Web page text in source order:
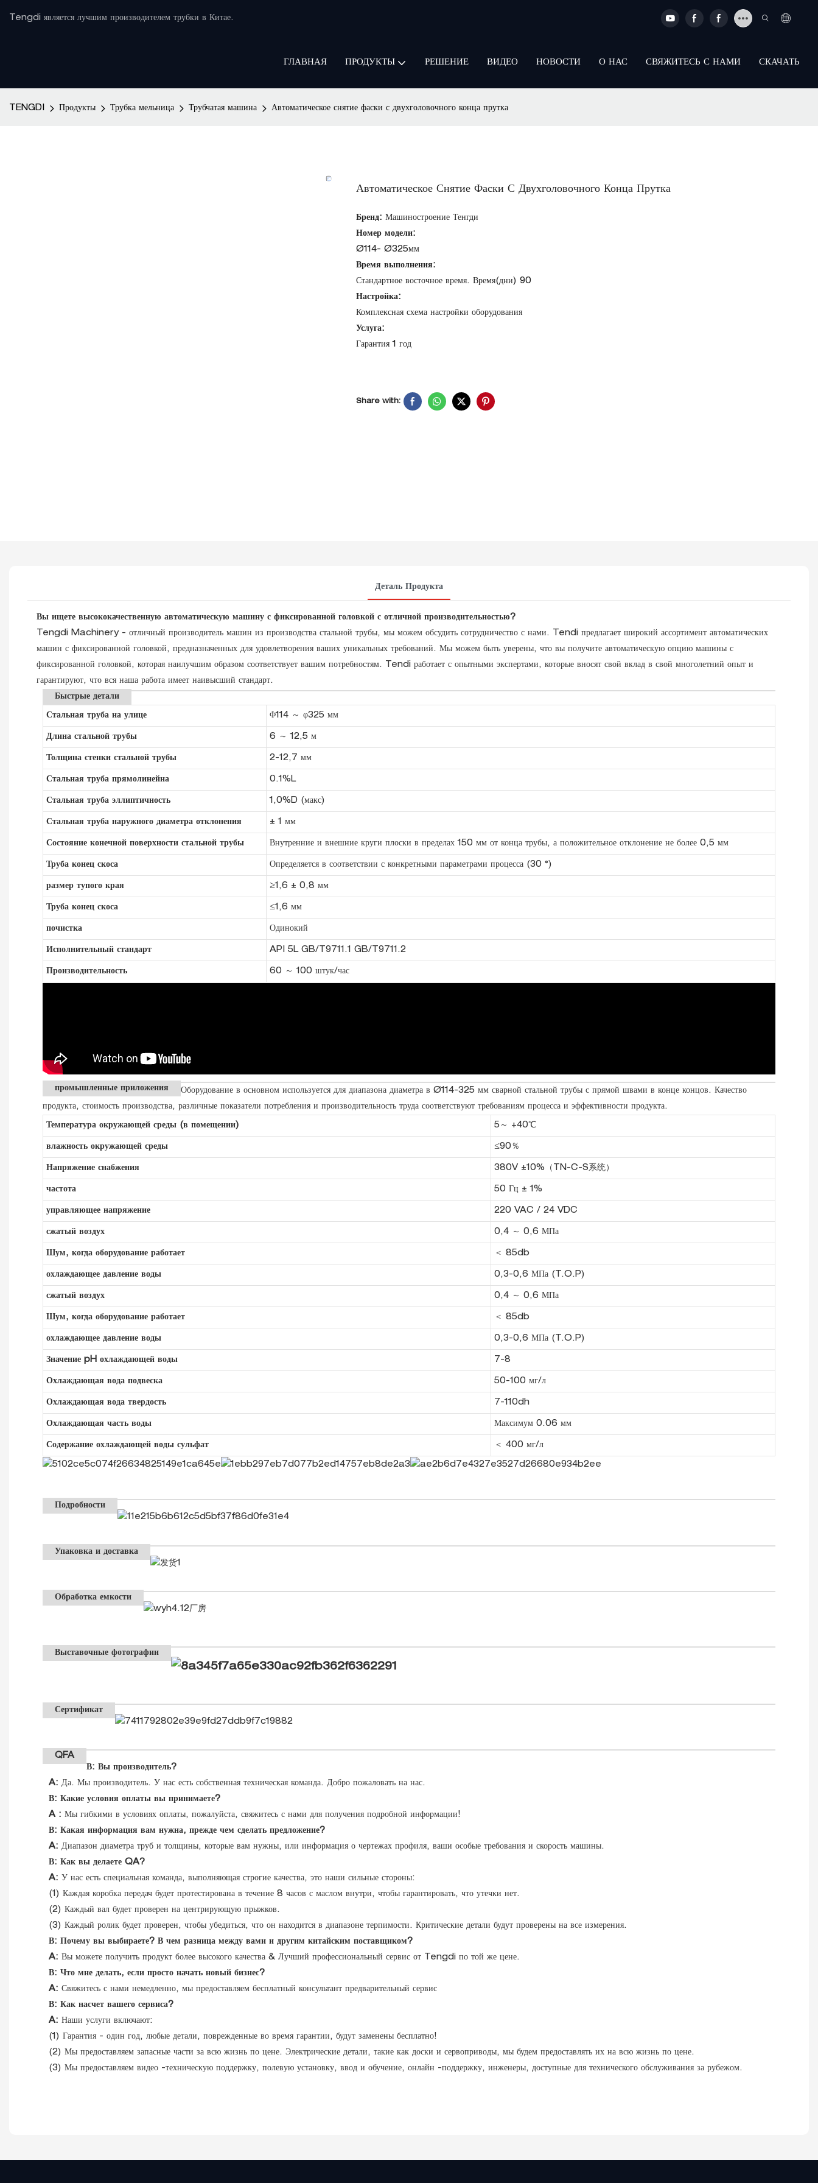
Tengdi является лучшим производителем трубки в Китае.
ГЛАВНАЯ ПРОДУКТЫ РЕШЕНИЕ ВИДЕО НОВОСТИ О НАС СВЯЖИТЕСЬ С НАМИ СКАЧАТЬ
TENGDI Продукты Трубка мельница Трубчатая машина Автоматическое снятие фаски с двухголовочного конца прутка
Автоматическое Снятие Фаски С Двухголовочного Конца Прутка
Бренд: Машиностроение Тенгди
Номер модели:
Ø114- Ø325мм
Время выполнения:
Стандартное восточное время. Время(дни) 90
Настройка:
Комплексная схема настройки оборудования
Услуга:
Гарантия 1 год
Share with:
Деталь Продукта
Вы ищете высококачественную автоматическую машину с фиксированной головкой с отличной производительностью?
Tengdi Machinery - отличный производитель машин из производства стальной трубы, мы можем обсудить сотрудничество с нами. Tendi предлагает широкий ассортимент автоматических
машин с фиксированной головкой, предназначенных для удовлетворения ваших уникальных требований. Мы можем быть уверены, что вы получите автоматическую опцию машины с
фиксированной головкой, которая наилучшим образом соответствует вашим потребностям. Tendi работает с опытными экспертами, которые вносят свой вклад в свой многолетний опыт и
гарантируют, что вся наша работа имеет наивысший стандарт.
Быстрые детали
Стальная труба на улице Φ114 ～ φ325 мм
Длина стальной трубы 6 ～ 12,5 м
Толщина стенки стальной трубы 2-12,7 мм
Стальная труба прямолинейна 0.1%L
Стальная труба эллиптичность 1,0%D (макс)
Стальная труба наружного диаметра отклонения ± 1 мм
Состояние конечной поверхности стальной трубы Внутренние и внешние круги плоски в пределах 150 мм от конца трубы, а положительное отклонение не более 0,5 мм
Труба конец скоса Определяется в соответствии с конкретными параметрами процесса (30 °)
размер тупого края ≥1,6 ± 0,8 мм
Труба конец скоса ≤1,6 мм
почистка Одинокий
Исполнительный стандарт API 5L GB/T9711.1 GB/T9711.2
Производительность 60 ～ 100 штук/час
промышленные приложения
Оборудование в основном используется для диапазона диаметра в Ø114-325 мм сварной стальной трубы с прямой швами в конце концов. Качество
продукта, стоимость производства, различные показатели потребления и производительность труда соответствуют требованиям процесса и эффективности продукта.
Температура окружающей среды (в помещении) 5～ +40℃
влажность окружающей среды ≤90％
Напряжение снабжения 380V ±10%（TN-C-S系统）
частота 50 Гц ± 1%
управляющее напряжение 220 VAC / 24 VDC
сжатый воздух 0,4 ～ 0,6 МПа
Шум, когда оборудование работает ＜ 85db
охлаждающее давление воды 0,3-0,6 МПа (T.O.P)
сжатый воздух 0,4 ～ 0,6 МПа
Шум, когда оборудование работает ＜ 85db
охлаждающее давление воды 0,3-0,6 МПа (T.O.P)
Значение pH охлаждающей воды 7-8
Охлаждающая вода подвеска 50-100 мг/л
Охлаждающая вода твердость 7-110dh
Охлаждающая часть воды Максимум 0.06 мм
Содержание охлаждающей воды сульфат ＜ 400 мг/л
Подробности
Упаковка и доставка
Обработка емкости
Выставочные фотографии
Сертификат
QFA
В: Вы производитель?
A: Да. Мы производитель. У нас есть собственная техническая команда. Добро пожаловать на нас.
В: Какие условия оплаты вы принимаете?
A: Мы гибкими в условиях оплаты, пожалуйста, свяжитесь с нами для получения подробной информации!
В: Какая информация вам нужна, прежде чем сделать предложение?
A: Диапазон диаметра труб и толщины, которые вам нужны, или информация о чертежах профиля, ваши особые требования и скорость машины.
В: Как вы делаете QA?
A: У нас есть специальная команда, выполняющая строгие качества, это наши сильные стороны:
(1) Каждая коробка передач будет протестирована в течение 8 часов с маслом внутри, чтобы гарантировать, что утечки нет.
(2) Каждый вал будет проверен на центрирующую прыжков.
(3) Каждый ролик будет проверен, чтобы убедиться, что он находится в диапазоне терпимости. Критические детали будут проверены на все измерения.
В: Почему вы выбираете? В чем разница между вами и другим китайским поставщиком?
A: Вы можете получить продукт более высокого качества & Лучший профессиональный сервис от Tengdi по той же цене.
В: Что мне делать, если просто начать новый бизнес?
A: Свяжитесь с нами немедленно, мы предоставляем бесплатный консультант предварительный сервис
В: Как насчет вашего сервиса?
A: Наши услуги включают:
(1) Гарантия - один год, любые детали, поврежденные во время гарантии, будут заменены бесплатно!
(2) Мы предоставляем запасные части за всю жизнь по цене. Электрические детали, такие как доски и сервоприводы, мы будем предоставлять их на всю жизнь по цене.
(3) Мы предоставляем видео -техническую поддержку, полевую установку, ввод и обучение, онлайн -поддержку, инженеры, доступные для технического обслуживания за рубежом.